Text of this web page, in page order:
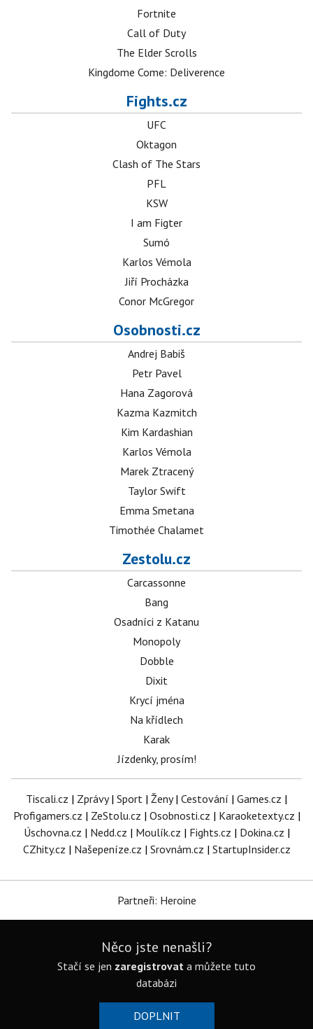
Fortnite
Call of Duty
The Elder Scrolls
Kingdome Come: Deliverence
Fights.cz
UFC
Oktagon
Clash of The Stars
PFL
KSW
I am Figter
Sumó
Karlos Vémola
Jiří Procházka
Conor McGregor
Osobnosti.cz
Andrej Babiš
Petr Pavel
Hana Zagorová
Kazma Kazmitch
Kim Kardashian
Karlos Vémola
Marek Ztracený
Taylor Swift
Emma Smetana
Timothée Chalamet
Zestolu.cz
Carcassonne
Bang
Osadníci z Katanu
Monopoly
Dobble
Dixit
Krycí jména
Na křídlech
Karak
Jízdenky, prosím!
Tiscali.cz | Zprávy| Sport | Ženy| Cestování | Games.cz |
Profigamers.cz | ZeStolu.cz | Osobnosti.cz | Karaoketexty.cz |
Úschovna.cz | Nedd.cz | Moulík.cz | Fights.cz | Dokina.cz |
CZhity.cz | Našepeníze.cz | Srovnám.cz | StartupInsider.cz
Partneři: Heroine
Něco jste nenašli?
Stačí se jen zaregistrovat a můžete tuto
databázi
DOPLNIT